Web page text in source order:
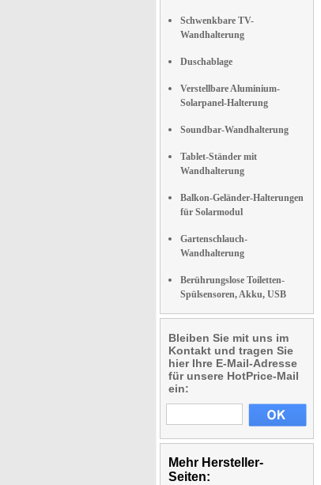
Schwenkbare TV-
Wandhalterung
Duschablage
Verstellbare Aluminium-
Solarpanel-Halterung
Soundbar-Wandhalterung
Tablet-Ständer mit
Wandhalterung
Balkon-Geländer-Halterungen
für Solarmodul
Gartenschlauch-
Wandhalterung
Berührungslose Toiletten-
Spülsensoren, Akku, USB
Bleiben Sie mit uns im
Kontakt und tragen Sie
hier Ihre E-Mail-Adresse
für unsere HotPrice-Mail
ein:
Mehr Hersteller-
Seiten: